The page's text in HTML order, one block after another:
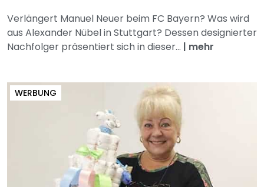
Verlängert Manuel Neuer beim FC Bayern? Was wird
aus Alexander Nübel in Stuttgart? Dessen designierter
Nachfolger präsentiert sich in dieser... | mehr
WERBUNG